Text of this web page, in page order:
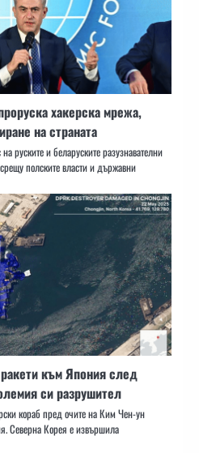
хакерска мрежа,
на страната
руските и беларуските разузнавателни
полските власти и държавни
към Япония след
си разрушител
кораб пред очите на Ким Чен-ун
Северна Корея е извършила